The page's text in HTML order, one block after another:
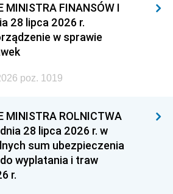
MINISTRA FINANSÓW I
28 lipca 2026 r.
w sprawie
poz. 1019
MINISTRA ROLNICTWA
28 lipca 2026 r. w
sum ubezpieczenia
wyplatania i traw
r.